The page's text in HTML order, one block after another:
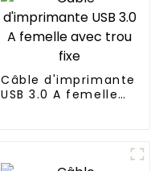
Câble d'imprimante
USB 3.0 A femelle